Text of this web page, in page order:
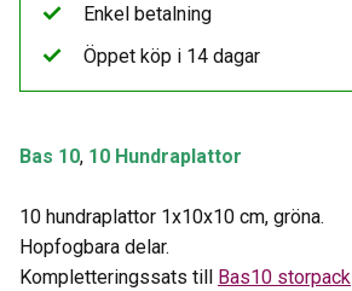
Bas 10, 10 Hundraplattor
10 hundraplattor 1x10x10 cm, gröna.
Hopfogbara delar.
Kompletteringssats till
Bas10 storpack
Enkel betalning
Öppet köp i 14 dagar